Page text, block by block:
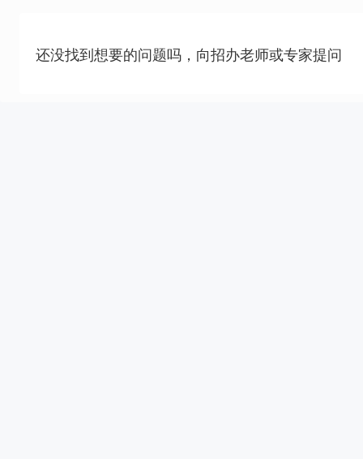
还没找到想要的问题吗，向招办老师或专家提问